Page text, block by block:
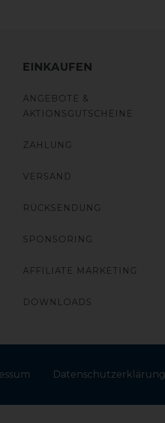
EINKAUFEN
ANGEBOTE &
AKTIONSGUTSCHEINE
ZAHLUNG
VERSAND
RÜCKSENDUNG
SPONSORING
AFFILIATE MARKETING
DOWNLOADS
Daten­schutz­erklärung